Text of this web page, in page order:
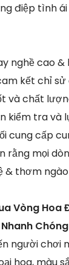
điệp tình
nghề cao &
kết chỉ
và chất
kiểm tra và
cung cấp
rằng mọi
& thơm
Vòng Hoa
Chóng
người chơi
hoa, màu